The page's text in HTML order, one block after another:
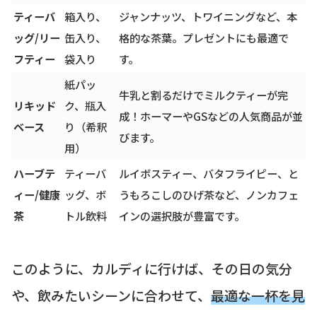
ティーバ
ッグ/リー
フティー
箱入り、
缶入り、
袋入り
ジャンナッツ、トワイニングなど、本
格的な茶葉。プレゼントにも最適で
す。
リキッド
ベース
紙パッ
ク、瓶入
り（希釈
用）
牛乳と割るだけでミルクティーが完
成！ホーマーやGSなどの人気商品が並
びます。
ハーブテ
ィー/健康
茶
ティーバ
ッグ、ボ
トル飲料
ルイボスティー、バタフライピー、と
うもろこしのひげ茶など、ノンカフェ
インの選択肢が豊富です。
このように、カルディに行けば、その日の気分
や、飲みたいシーンに合わせて、 最適な一杯を見